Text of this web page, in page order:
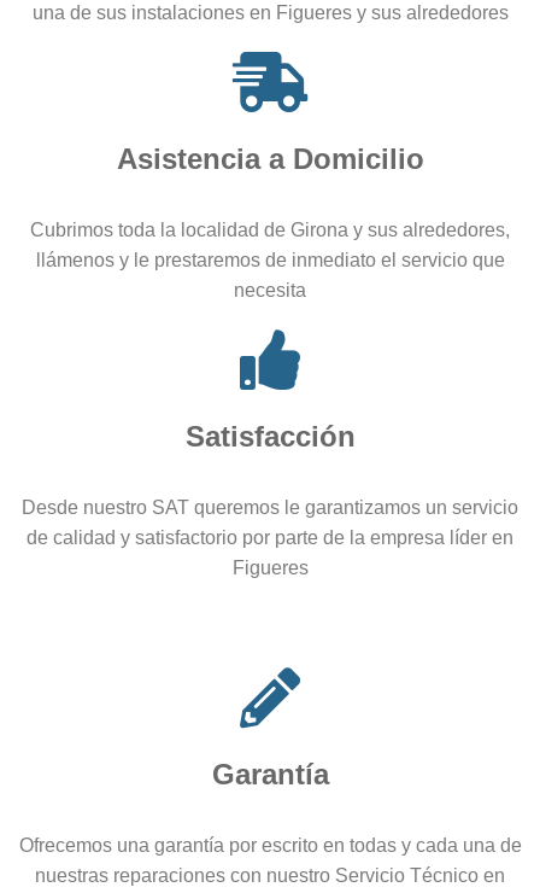
una de sus instalaciones en Figueres y sus alrededores
Asistencia a Domicilio
Cubrimos toda la localidad de Girona y sus alrededores,
llámenos y le prestaremos de inmediato el servicio que
necesita
Satisfacción
Desde nuestro SAT queremos le garantizamos un servicio
de calidad y satisfactorio por parte de la empresa líder en
Figueres
Garantía
Ofrecemos una garantía por escrito en todas y cada una de
nuestras reparaciones con nuestro Servicio Técnico en